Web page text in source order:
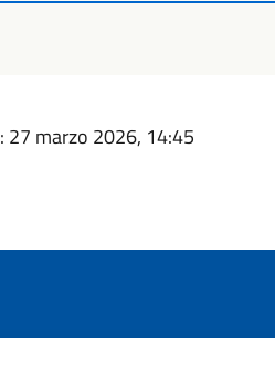
: 27 marzo 2026, 14:45